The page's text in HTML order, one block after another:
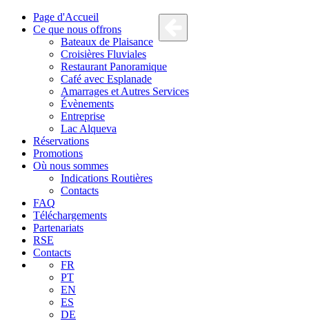
Page d'Accueil
Ce que nous offrons
Bateaux de Plaisance
Croisières Fluviales
Restaurant Panoramique
Café avec Esplanade
Amarrages et Autres Services
Évènements
Entreprise
Lac Alqueva
Réservations
Promotions
Où nous sommes
Indications Routières
Contacts
FAQ
Téléchargements
Partenariats
RSE
Contacts
FR
PT
EN
ES
DE